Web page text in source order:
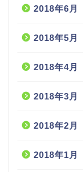
2018年6月
2018年5月
2018年4月
2018年3月
2018年2月
2018年1月